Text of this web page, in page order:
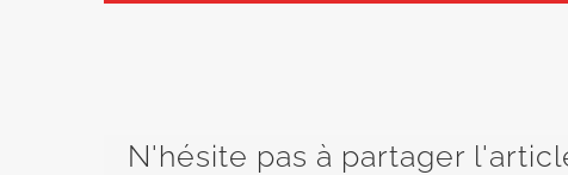
N'hésite pas à partager